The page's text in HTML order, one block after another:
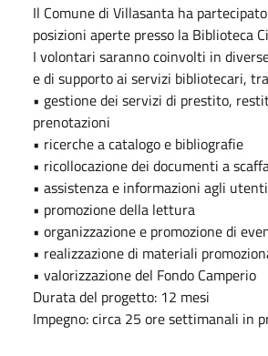
Il Comune di Villasanta ha
posizioni aperte presso la Biblioteca
I volontari saranno coinvolti in
e di supporto ai servizi bibliotecari,
• gestione dei servizi di prestito,
prenotazioni
• ricerche a catalogo e bibliografie
• ricollocazione dei documenti a
• assistenza e informazioni agli utenti
• promozione della lettura
• organizzazione e promozione di
• realizzazione di materiali
• valorizzazione del Fondo Camperio
Durata del progetto: 12 mesi
Impegno: circa 25 ore settimanali in